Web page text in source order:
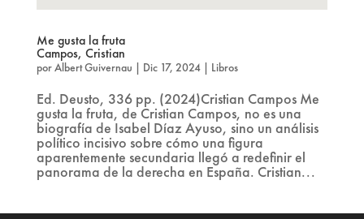
Me gusta la fruta
Campos, Cristian
porAlbert Guivernau | Dic 17, 2024| Libros
Ed. Deusto, 336 pp. (2024)Cristian Campos Me
gusta la fruta, de Cristian Campos, no es una
biografía de Isabel Díaz Ayuso, sino un análisis
político incisivo sobre cómo una figura
aparentemente secundaria llegó a redefinir el
panorama de la derecha en España. Cristian...